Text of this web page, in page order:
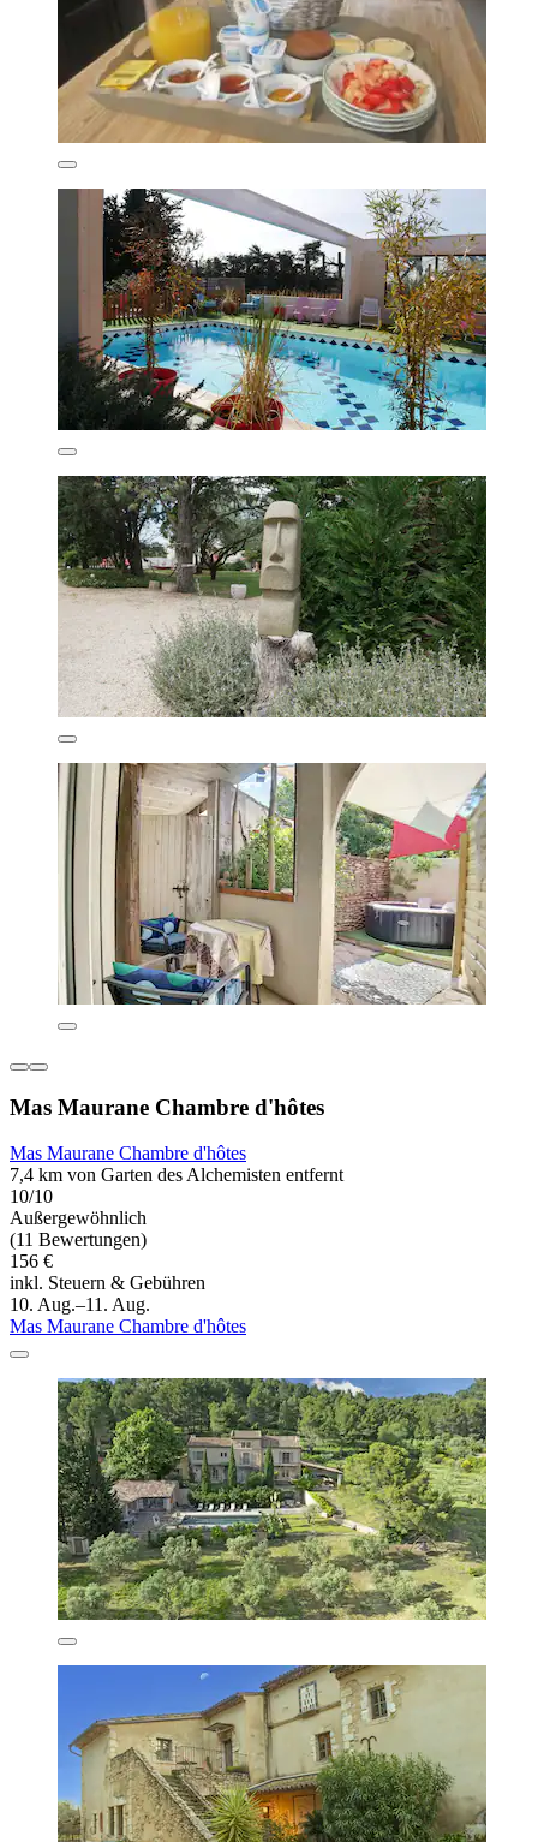
Mas Maurane Chambre d'hôtes
Mas Maurane Chambre d'hôtes
7,4 km von Garten des Alchemisten entfernt
10/10
Außergewöhnlich
(11 Bewertungen)
156 €
inkl. Steuern & Gebühren
10. Aug.–11. Aug.
Mas Maurane Chambre d'hôtes